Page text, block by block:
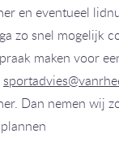
en eventueel
zo snel mogelijk
maken voor
Dan nemen wij